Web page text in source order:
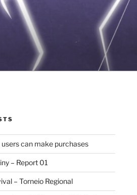
can make purchases
– Report 01
– Torneio Regional